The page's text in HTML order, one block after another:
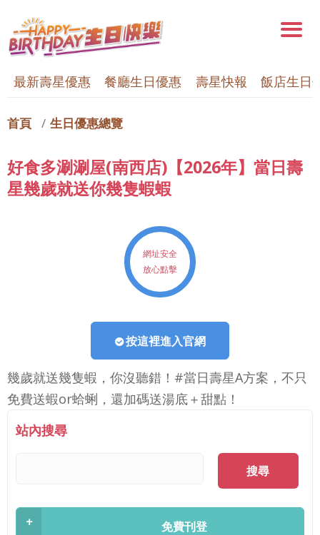
最新壽星優惠 餐廳生日優惠 壽星快報 飯店生日
首頁 生日優惠總覽
好食多涮涮屋(南西店)【2026年】當日壽
星幾歲就送你幾隻蝦蝦
網址安全
放心點擊
按這裡進入官網
幾歲就送幾隻蝦，你沒聽錯！#當日壽星A方案，不只
免費送蝦or蛤蜊，還加碼送湯底＋甜點！
站內搜尋
搜尋
+ 免費刊登